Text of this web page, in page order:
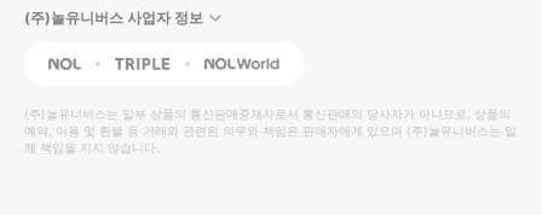
높
은
순
동
영
상
(주)놀유니버스 사업자 정보
NOL Triple Interpark Global
(주)놀유니버스는 일부 상품의 통신판매중개자로서 통신판매의 당사자가 아니므로, 상품의
예약, 이용 및 환불 등 거래와 관련된 의무와 책임은 판매자에게 있으며 (주)놀유니버스는 일
체 책임을 지지 않습니다.